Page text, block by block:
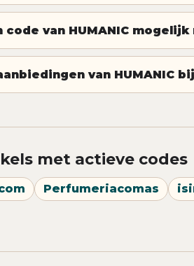
van HUMANIC mogelijk
van HUMANIC
met actieve codes
Perfumeriacomas